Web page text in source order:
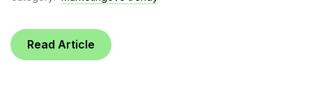
Read Article